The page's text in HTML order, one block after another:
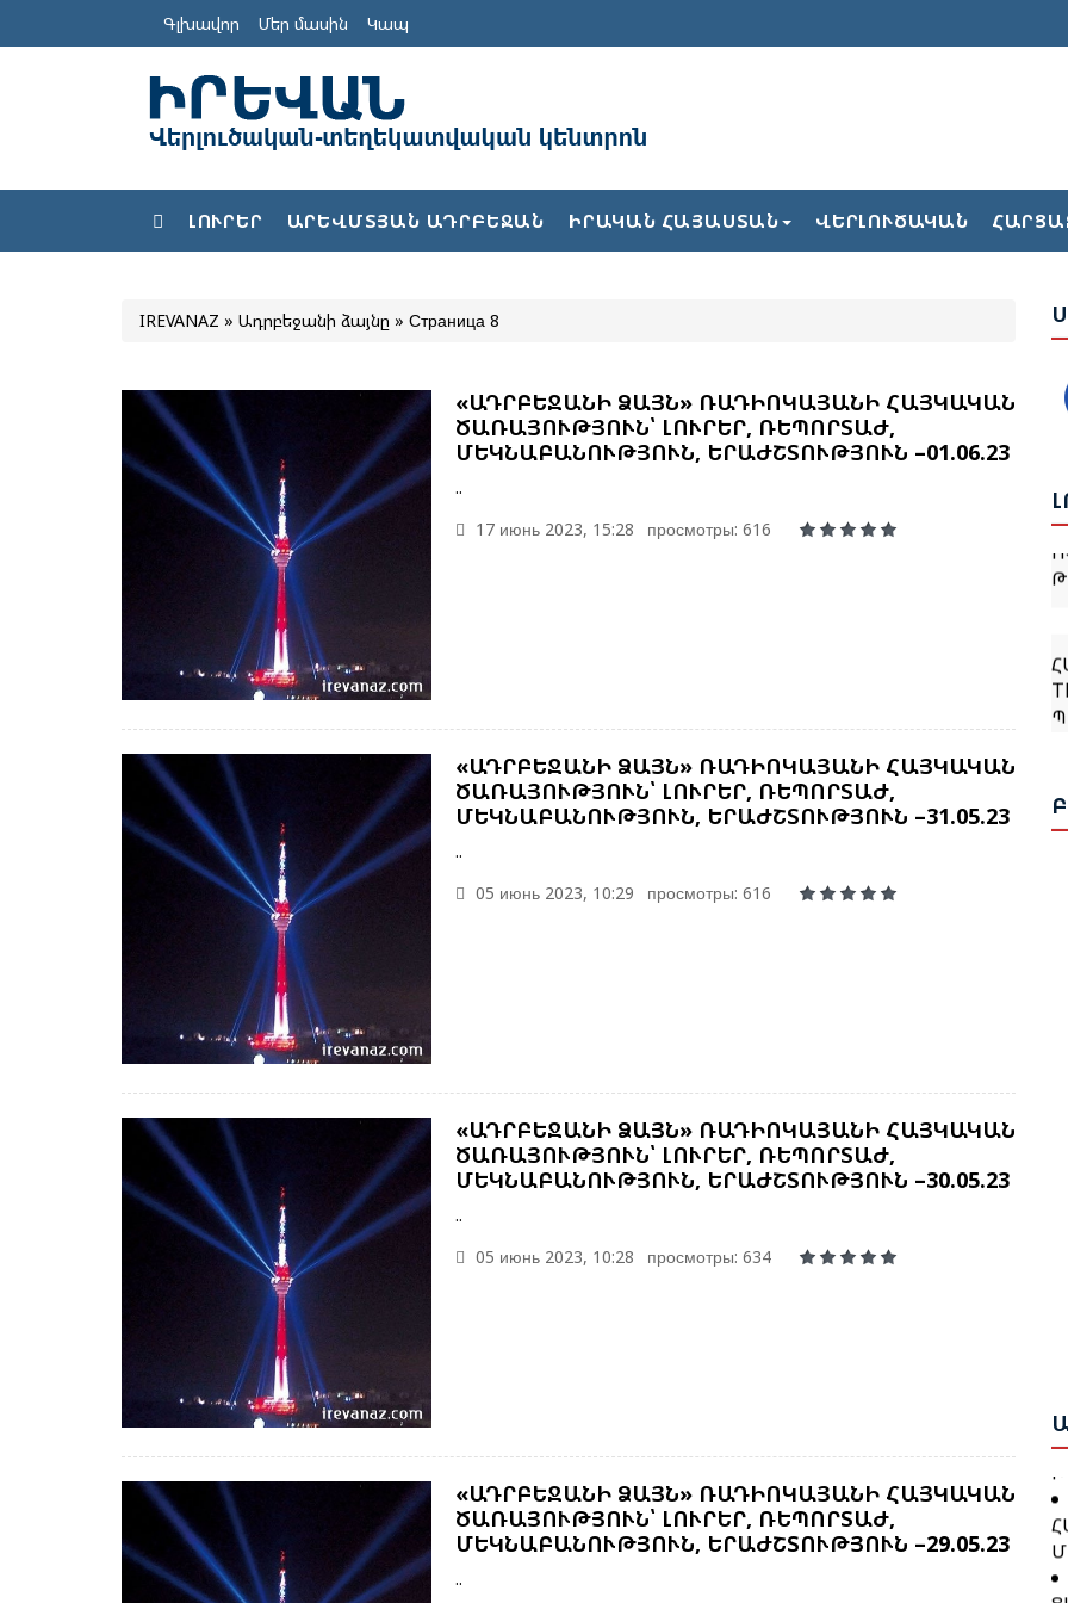
Գլխավոր Մեր մասին Կապ
ԼՈՒՐԵՐ ԱՐԵՎՄՏՅԱՆ ԱԴՐԲԵՋԱՆ ԻՐԱԿԱՆ ՀԱՅԱՍՏԱՆ ՎԵՐԼՈՒԾԱԿԱՆ
IREVANAZ » Ադրբեջանի ձայնը » Страница 8
«ԱԴՐԲԵՋԱՆԻ ՁԱՅՆ» ՌԱԴԻՈԿԱՅԱՆԻ ՀԱՅԿԱԿԱՆ
ԾԱՌԱՅՈՒԹՅՈՒՆ՝ ԼՈՒՐԵՐ, ՌԵՊՈՐՏԱԺ,
ՄԵԿՆԱԲԱՆՈՒԹՅՈՒՆ, ԵՐԱԺՇՏՈՒԹՅՈՒՆ –01.06.23
..
17 июнь 2023, 15:28
просмотры: 616
«ԱԴՐԲԵՋԱՆԻ ՁԱՅՆ» ՌԱԴԻՈԿԱՅԱՆԻ ՀԱՅԿԱԿԱՆ
ԾԱՌԱՅՈՒԹՅՈՒՆ՝ ԼՈՒՐԵՐ, ՌԵՊՈՐՏԱԺ,
ՄԵԿՆԱԲԱՆՈՒԹՅՈՒՆ, ԵՐԱԺՇՏՈՒԹՅՈՒՆ –31.05.23
..
05 июнь 2023, 10:29
просмотры: 616
«ԱԴՐԲԵՋԱՆԻ ՁԱՅՆ» ՌԱԴԻՈԿԱՅԱՆԻ ՀԱՅԿԱԿԱՆ
ԾԱՌԱՅՈՒԹՅՈՒՆ՝ ԼՈՒՐԵՐ, ՌԵՊՈՐՏԱԺ,
ՄԵԿՆԱԲԱՆՈՒԹՅՈՒՆ, ԵՐԱԺՇՏՈՒԹՅՈՒՆ –30.05.23
..
05 июнь 2023, 10:28
просмотры: 634
«ԱԴՐԲԵՋԱՆԻ ՁԱՅՆ» ՌԱԴԻՈԿԱՅԱՆԻ ՀԱՅԿԱԿԱՆ
ԾԱՌԱՅՈՒԹՅՈՒՆ՝ ԼՈՒՐԵՐ, ՌԵՊՈՐՏԱԺ,
ՄԵԿՆԱԲԱՆՈՒԹՅՈՒՆ, ԵՐԱԺՇՏՈՒԹՅՈՒՆ –29.05.23
..